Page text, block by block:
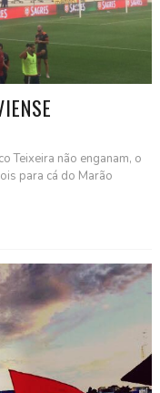
Teixeira não enganam, o
para cá do Marão